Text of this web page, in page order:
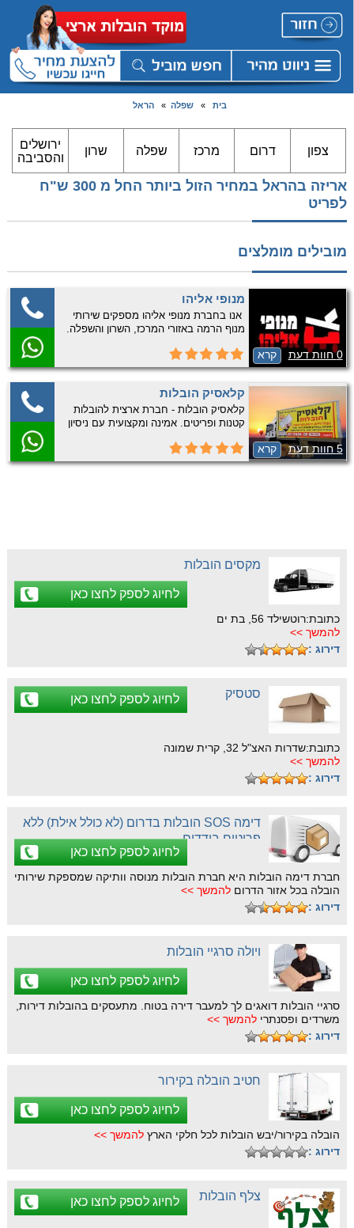
בית » שפלה » הראל
צפון דרום מרכז שפלה שרון
ירושלים
והסביבה
אריזה בהראל במחיר הזול ביותר החל מ 300 ש"ח
לפריט
מובילים מומלצים
0 חוות דעת קרא
מנופי אליהו
אנו בחברת מנופי אליהו מספקים שירותי
מנוף הרמה באזורי המרכז, השרון והשפלה.
כולל מנוף הרמה נגרר המתאים במיוחד
לאזורים צרים וקשים לגישה. חברה אמינה
התקשרו …
5 חוות דעת קרא
קלאסיק הובלות
קלאסיק הובלות - חברת ארצית להובלות
קטנות ופריטים. אמינה ומקצועית עם ניסיון
ומקצועי.
מקסים הובלות
לחיוג לספק לחצו כאן
כתובת:רוטשילד 56, בת ים
להמשך >>
דירוג :
סטסיק לחיוג לספק לחצו כאן
כתובת:שדרות האצ"ל 32, קרית שמונה
להמשך >>
דירוג :
דימה SOS הובלות בדרום (לא כולל אילת) ללא
פריטים בודדים
לחיוג לספק לחצו כאן
חברת דימה הובלות היא חברת הובלות מנוסה וותיקה שמספקת שירותי
הובלה בכל אזור הדרום להמשך >>
דירוג :
ויולה סרגיי הובלות
לחיוג לספק לחצו כאן
סרגיי הובלות דואגים לך למעבר דירה בטוח. מתעסקים בהובלות דירות,
משרדים ופסנתרי להמשך >>
דירוג :
חטיב הובלה בקירור
לחיוג לספק לחצו כאן
הובלה בקירור/יבש הובלות לכל חלקי הארץ להמשך >>
דירוג :
צלף הובלות לחיוג לספק לחצו כאן